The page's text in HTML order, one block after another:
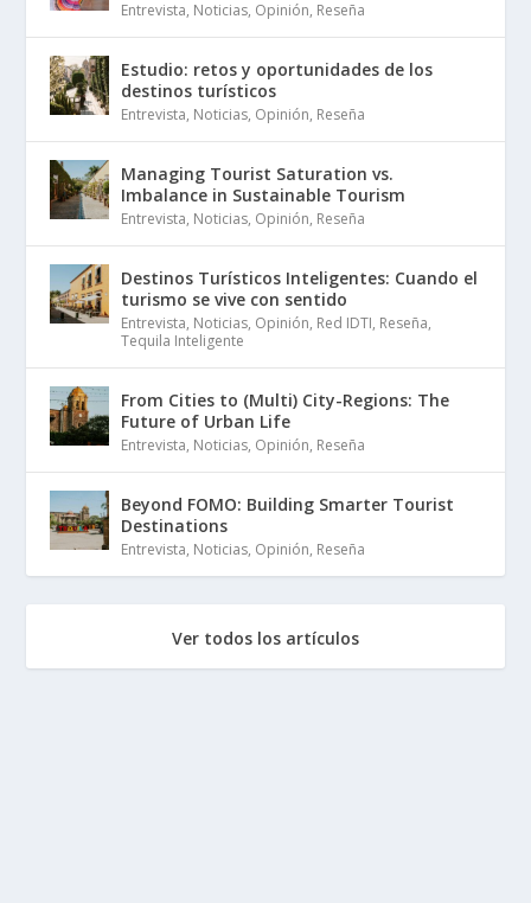
Entrevista, Noticias, Opinión, Reseña
Estudio: retos y oportunidades de los
destinos turísticos
Entrevista, Noticias, Opinión, Reseña
Managing Tourist Saturation vs.
Imbalance in Sustainable Tourism
Entrevista, Noticias, Opinión, Reseña
Destinos Turísticos Inteligentes: Cuando el
turismo se vive con sentido
Entrevista, Noticias, Opinión, Red IDTI, Reseña,
Tequila Inteligente
From Cities to (Multi) City-Regions: The
Future of Urban Life
Entrevista, Noticias, Opinión, Reseña
Beyond FOMO: Building Smarter Tourist
Destinations
Entrevista, Noticias, Opinión, Reseña
Ver todos los artículos